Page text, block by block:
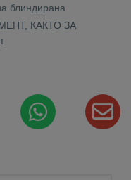
блиндирана
КАКТО ЗА